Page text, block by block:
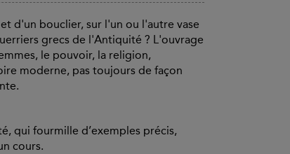
d'un bouclier, sur l'un ou l'autre vase
grecs de l'Antiquité ? L'ouvrage
le pouvoir, la religion,
moderne, pas toujours de façon
qui fourmille d’exemples précis,
cours.